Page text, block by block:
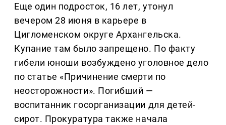
Еще один подросток, 16 лет, утонул
вечером 28 июня в карьере в
Цигломенском округе Архангельска.
Купание там было запрещено. По факту
гибели юноши возбуждено уголовное дело
по статье «Причинение смерти по
неосторожности». Погибший —
воспитанник госорганизации для детей-
сирот. Прокуратура также начала